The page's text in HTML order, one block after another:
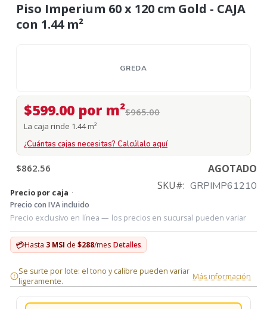
Piso Imperium 60 x 120 cm Gold - CAJA
con 1.44 m²
GREDA
$599.00 por m²$965.00
La caja rinde 1.44 m²
¿Cuántas cajas necesitas? Calcúlalo aquí
$862.56
AGOTADO
SKU
GRPIMP61210
Precio por caja ·
Precio con IVA incluido
Precio exclusivo en línea — los precios en sucursal pueden variar
💳Hasta 3 MSI de $288/mes Detalles
Se surte por lote: el tono y calibre pueden variar
ligeramente.
Más información